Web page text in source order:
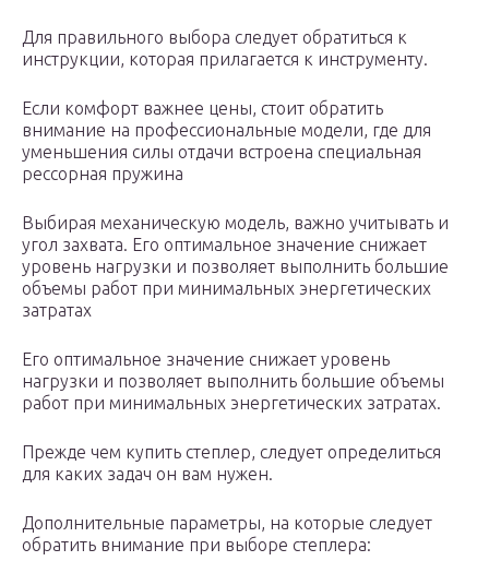
Для правильного выбора следует обратиться к
инструкции, которая прилагается к инструменту.
Если комфорт важнее цены, стоит обратить
внимание на профессиональные модели, где для
уменьшения силы отдачи встроена специальная
рессорная пружина
Выбирая механическую модель, важно учитывать и
угол захвата. Его оптимальное значение снижает
уровень нагрузки и позволяет выполнить большие
объемы работ при минимальных энергетических
затратах
Его оптимальное значение снижает уровень
нагрузки и позволяет выполнить большие объемы
работ при минимальных энергетических затратах.
Прежде чем купить степлер, следует определиться
для каких задач он вам нужен.
Дополнительные параметры, на которые следует
обратить внимание при выборе степлера: